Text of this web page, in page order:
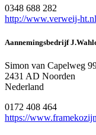
0348 688 282
http://www.verweij-
Aannemingsbedrijf
Simon van Capelweg
2431 AD Noorden
Nederland
0172 408 464
https://